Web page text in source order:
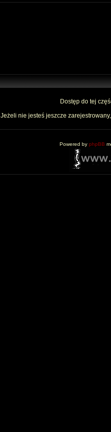
Dostęp do tej
Jeżeli nie jesteś jeszcze
Powered by phpBB